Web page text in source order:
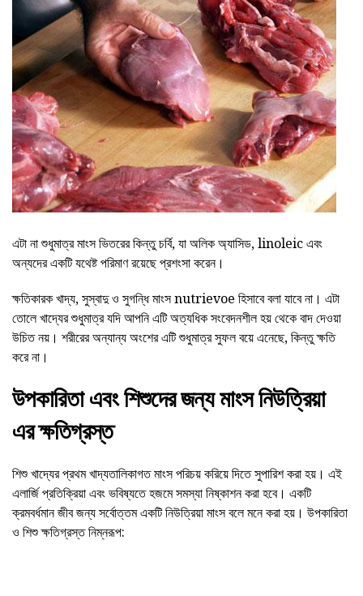
এটা না শুধুমাত্র মাংস ভিতরের কিন্তু চর্বি, যা অলিক অ্যাসিড, linoleic এবং
অন্যদের একটি যথেষ্ট পরিমাণ রয়েছে প্রশংসা করেন।
ক্ষতিকারক খাদ্য, সুস্বাদু ও সুগন্ধি মাংস nutrievoe হিসাবে বলা যাবে না। এটা
তোলে খাদ্যের শুধুমাত্র যদি আপনি এটি অত্যধিক সংবেদনশীল হয় থেকে বাদ দেওয়া
উচিত নয়। শরীরের অন্যান্য অংশের এটি শুধুমাত্র সুফল বয়ে এনেছে, কিন্তু ক্ষতি
করে না।
উপকারিতা এবং শিশুদের জন্য মাংস নিউত্রিয়া
এর ক্ষতিগ্রস্ত
শিশু খাদ্যের প্রথম খাদ্যতালিকাগত মাংস পরিচয় করিয়ে দিতে সুপারিশ করা হয়। এই
এলার্জি প্রতিক্রিয়া এবং ভবিষ্যতে হজমে সমস্যা নিষ্কাশন করা হবে। একটি
ক্রমবর্ধমান জীব জন্য সর্বোত্তম একটি নিউত্রিয়া মাংস বলে মনে করা হয়। উপকারিতা
ও শিশু ক্ষতিগ্রস্ত নিম্নরূপ: